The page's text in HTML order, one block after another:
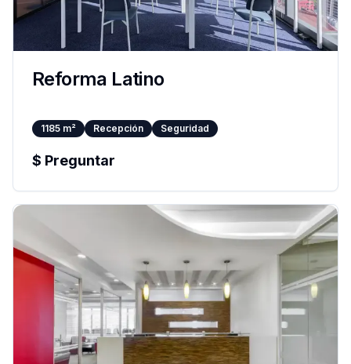
Reforma Latino
1185 m² Recepción Seguridad
$ Preguntar